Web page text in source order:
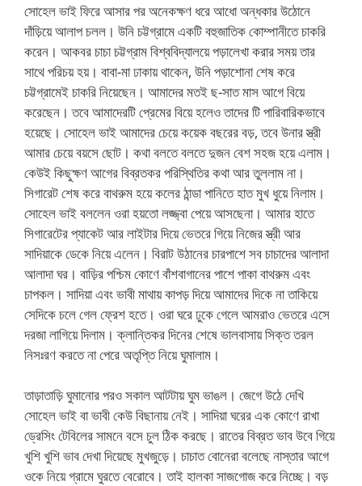
সোহেল ভাই ফিরে আসার পর অনেকক্ষণ ধরে আধো অন্ধকার উঠোনে
দাঁড়িয়ে আলাপ চলল। উনি চট্টগ্রামে একটি বহুজাতিক কোম্পানীতে চাকরি
করেন। আকবর চাচা চট্টগ্রাম বিশ্ববিদ্যালয়ে পড়ালেখা করার সময় তার
সাথে পরিচয় হয়। বাবা-মা ঢাকায় থাকেন, উনি পড়াশোনা শেষ করে
চট্টগ্রামেই চাকরি নিয়েছেন। আমাদের মতই ছ-সাত মাস আগে বিয়ে
করেছেন। তবে আমাদেরটি প্রেমের বিয়ে হলেও তাদের টি পারিবারিকভাবে
হয়েছে। সোহেল ভাই আমাদের চেয়ে কয়েক বছরের বড়, তবে উনার স্ত্রী
আমার চেয়ে বয়সে ছোট। কথা বলতে বলতে দুজন বেশ সহজ হয়ে এলাম।
কেউই কিছুক্ষণ আগের বিব্রতকর পরিস্থিতির কথা আর তুললাম না।
সিগারেট শেষ করে বাথরুম হয়ে কলের ঠান্ডা পানিতে হাত মুখ ধুয়ে নিলাম।
সোহেল ভাই বললেন ওরা হয়তো লজ্জ্বা পেয়ে আসছেনা। আমার হাতে
সিগারেটের প্যাকেট আর লাইটার দিয়ে ভেতরে গিয়ে নিজের স্ত্রী আর
সাদিয়াকে ডেকে নিয়ে এলেন। বিরাট উঠানের চারপাশে সব চাচাদের আলাদা
আলাদা ঘর। বাড়ির পশ্চিম কোণে বাঁশবাগানের পাশে পাকা বাথরুম এবং
চাপকল। সাদিয়া এবং ভাবী মাথায় কাপড় দিয়ে আমাদের দিকে না তাকিয়ে
সেদিকে চলে গেল ফ্রেশ হতে। ওরা ঘরে ঢুকে গেলে আমরাও ভেতরে এসে
দরজা লাগিয়ে দিলাম। ক্লান্তিকর দিনের শেষে ভালবাসায় সিক্ত তরল
নিসঃরণ করতে না পেরে অতৃপ্তি নিয়ে ঘুমালাম।
তাড়াতাড়ি ঘুমানোর পরও সকাল আটটায় ঘুম ভাঙল। জেগে উঠে দেখি
সোহেল ভাই বা ভাবী কেউ বিছানায় নেই। সাদিয়া ঘরের এক কোণে রাখা
ড্রেসিং টেবিলের সামনে বসে চুল ঠিক করছে। রাতের বিব্রত ভাব উবে গিয়ে
খুশি খুশি ভাব দেখা দিয়েছে মুখজুড়ে। চাচাত বোনেরা বলেছে নাস্তার আগে
ওকে নিয়ে গ্রামে ঘুরতে বেরোবে। তাই হালকা সাজগোজ করে নিচ্ছে। বড়